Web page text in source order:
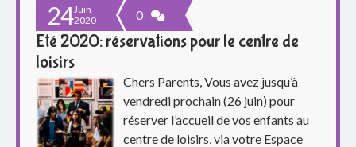
24Juin
2020
0
Eté 2020: réservations pour le centre de
loisirs
Chers Parents, Vous avez jusqu’à
vendredi prochain (26 juin) pour
réserver l’accueil de vos enfants au
centre de loisirs, via votre Espace